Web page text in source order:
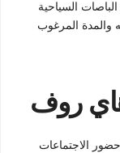
السياحية
والمدة المرغوب
روف
الاجتماعات